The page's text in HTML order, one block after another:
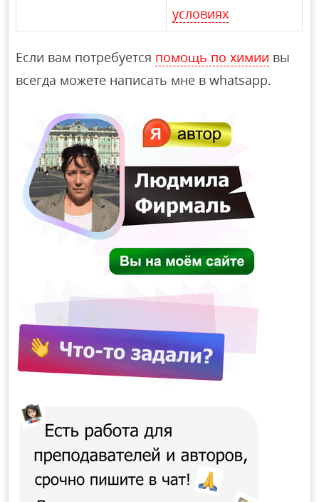
условиях
Если вам потребуется помощь по химии вы
всегда можете написать мне в whatsapp.